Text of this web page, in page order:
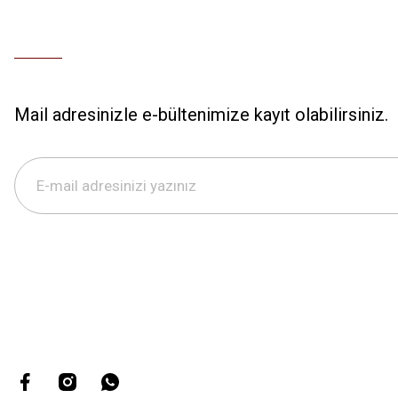
Mail adresinizle e-bültenimize kayıt olabilirsiniz.